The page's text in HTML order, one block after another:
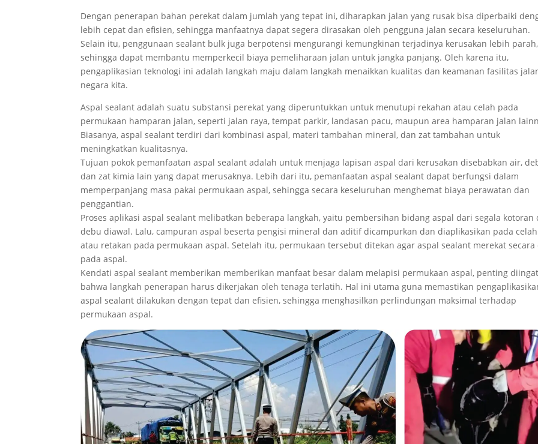
Dengan penerapan bahan perekat dalam jumlah yang tepat ini, diharapkan jalan yang rusak bisa diperbaiki
lebih cepat dan efisien, sehingga manfaatnya dapat segera dirasakan oleh pengguna jalan secara keseluruhan.
Selain itu, penggunaan sealant bulk juga berpotensi mengurangi kemungkinan terjadinya kerusakan lebih parah,
sehingga dapat membantu memperkecil biaya pemeliharaan jalan untuk jangka panjang. Oleh karena itu,
pengaplikasian teknologi ini adalah langkah maju dalam langkah menaikkan kualitas dan keamanan fasilitas
negara kita.
Aspal sealant adalah suatu substansi perekat yang diperuntukkan untuk menutupi rekahan atau celah pada
permukaan hamparan jalan, seperti jalan raya, tempat parkir, landasan pacu, maupun area hamparan jalan
Biasanya, aspal sealant terdiri dari kombinasi aspal, materi tambahan mineral, dan zat tambahan untuk
meningkatkan kualitasnya.
Tujuan pokok pemanfaatan aspal sealant adalah untuk menjaga lapisan aspal dari kerusakan disebabkan air,
dan zat kimia lain yang dapat merusaknya. Lebih dari itu, pemanfaatan aspal sealant dapat berfungsi dalam
memperpanjang masa pakai permukaan aspal, sehingga secara keseluruhan menghemat biaya perawatan dan
penggantian.
Proses aplikasi aspal sealant melibatkan beberapa langkah, yaitu pembersihan bidang aspal dari segala kotoran
debu diawal. Lalu, campuran aspal beserta pengisi mineral dan aditif dicampurkan dan diaplikasikan pada celah
atau retakan pada permukaan aspal. Setelah itu, permukaan tersebut ditekan agar aspal sealant merekat secara
pada aspal.
Kendati aspal sealant memberikan memberikan manfaat besar dalam melapisi permukaan aspal, penting
bahwa langkah penerapan harus dikerjakan oleh tenaga terlatih. Hal ini utama guna memastikan
aspal sealant dilakukan dengan tepat dan efisien, sehingga menghasilkan perlindungan maksimal terhadap
permukaan aspal.